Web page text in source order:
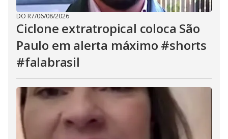
DO R7/06/08/2026
Ciclone extratropical coloca São
Paulo em alerta máximo #shorts
#falabrasil